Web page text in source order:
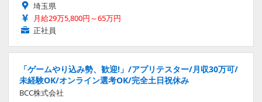
埼玉県
月給29万5,800円～65万円
正社員
「ゲームやり込み勢、歓迎!」/アプリテスター/月収30万可/
未経験OK/オンライン選考OK/完全土日祝休み
BCC株式会社